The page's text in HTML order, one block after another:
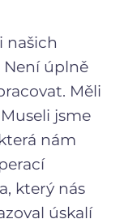
našich
Není úplně
Měli
jsme
nám
který nás
úskalí